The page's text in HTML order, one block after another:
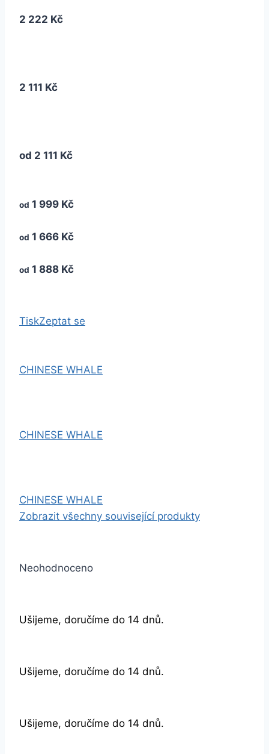
2 222 Kč
2 111 Kč
od 2 111 Kč
od 1 999 Kč
od 1 666 Kč
od 1 888 Kč
TiskZeptat se
CHINESE WHALE
CHINESE WHALE
CHINESE WHALE
Zobrazit všechny související produkty
Neohodnoceno
Ušijeme, doručíme do 14 dnů.
Ušijeme, doručíme do 14 dnů.
Ušijeme, doručíme do 14 dnů.